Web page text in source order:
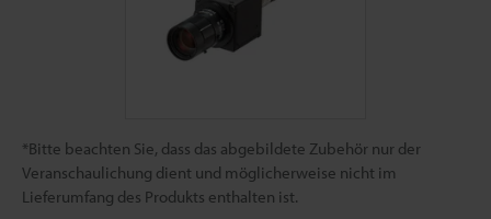
*Bitte beachten Sie, dass das abgebildete Zubehör nur der
Veranschaulichung dient und möglicherweise nicht im
Lieferumfang des Produkts enthalten ist.